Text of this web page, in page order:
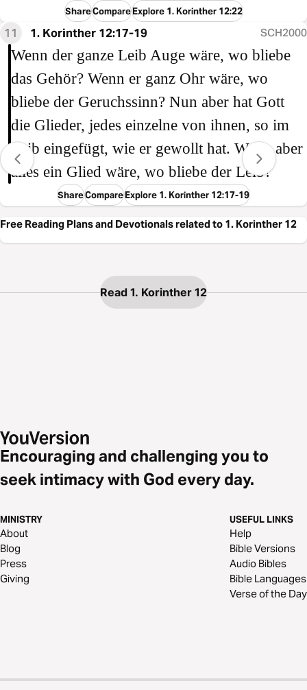
ShareCompareExplore 1. Korinther 12:22
11 1. Korinther 12:17-19 SCH2000
Wenn der ganze Leib Auge wäre, wo bliebe
das Gehör? Wenn er ganz Ohr wäre, wo
bliebe der Geruchssinn? Nun aber hat Gott
die Glieder, jedes einzelne von ihnen, so im
Leib eingefügt, wie er gewollt hat. Wenn aber
alles ein Glied wäre, wo bliebe der Leib?
ShareCompareExplore 1. Korinther 12:17-19
Free Reading Plans and Devotionals related to 1. Korinther 12
Read 1. Korinther 12
Encouraging and challenging you to
seek intimacy with God every day.
MINISTRY
About
Blog
Press
Giving
USEFUL LINKS
Help
Bible Versions
Audio Bibles
Bible Languages
Verse of the Day